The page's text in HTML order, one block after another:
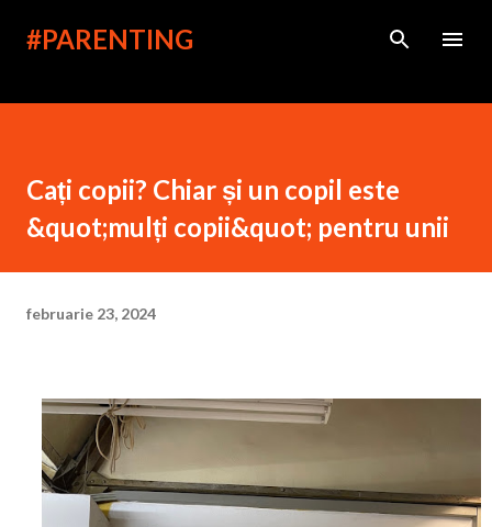
Treceți la conținutul principal
#PARENTING
Cați copii? Chiar și un copil este
&quot;mulți copii&quot; pentru unii
februarie 23, 2024